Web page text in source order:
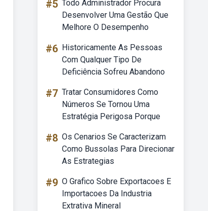
#5 Todo Administrador Procura
Desenvolver Uma Gestão Que
Melhore O Desempenho
#6 Historicamente As Pessoas
Com Qualquer Tipo De
Deficiência Sofreu Abandono
#7 Tratar Consumidores Como
Números Se Tornou Uma
Estratégia Perigosa Porque
#8 Os Cenarios Se Caracterizam
Como Bussolas Para Direcionar
As Estrategias
#9 O Grafico Sobre Exportacoes E
Importacoes Da Industria
Extrativa Mineral